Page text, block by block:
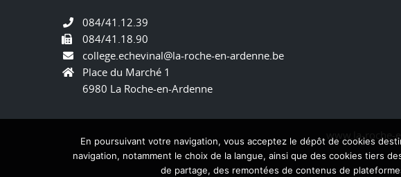
En poursuivant votre navigation, vous acceptez le dépôt de cookies
navigation, notamment le choix de la langue, ainsi que des cookies tiers
de partage, des remontées de contenus de
084/41.12.39
084/41.18.90
college.echevinal@la-roche-en-ardenne.be
Place du Marché 1
6980 La Roche-en-Ardenne
www.la-